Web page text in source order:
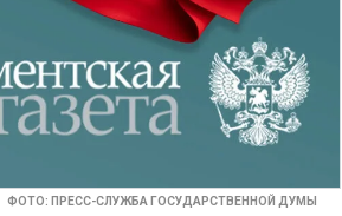
ФОТО: ПРЕСС-СЛУЖБА ГОСУДАРСТВЕННОЙ ДУМЫ